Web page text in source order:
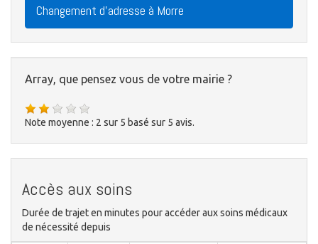
Changement d'adresse à Morre
Array, que pensez vous de votre mairie ?
Note moyenne : 2 sur 5 basé sur 5 avis.
Accès aux soins
Durée de trajet en minutes pour accéder aux soins médicaux
de nécessité depuis